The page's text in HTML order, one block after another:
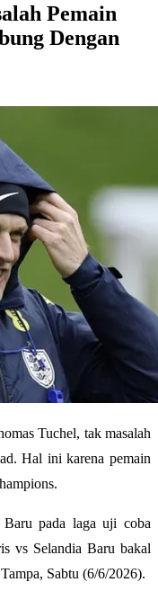
Pemain
Dengan
Tuchel, tak masalah
Hal ini karena pemain
Baru pada laga uji coba
vs Selandia Baru bakal
Sabtu (6/6/2026).